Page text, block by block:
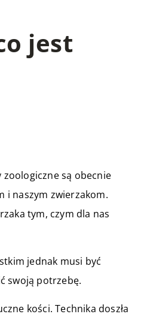
jest
zoologiczne są obecnie
i naszym zwierzakom.
tym, czym dla nas
jednak musi być
swoją potrzebę.
kości. Technika doszła